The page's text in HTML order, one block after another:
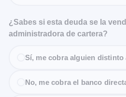
¿Sabes si esta deuda se la
administradora de cartera?
Sí, me cobra alguien
No, me cobra el banco